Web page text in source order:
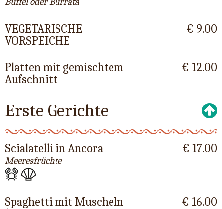
VEGETARISCHE
VORSPEICHE
€ 9.00
Platten mit gemischtem
Aufschnitt
€ 12.00
Erste Gerichte
Scialatelli in Ancora
Meeresfrüchte
€ 17.00
Spaghetti mit Muscheln € 16.00